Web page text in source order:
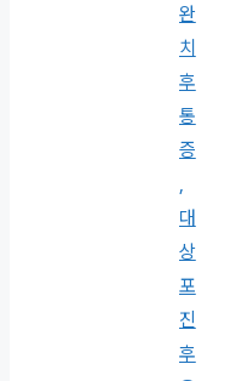
완
치
후
통
증
대
상
포
진
후